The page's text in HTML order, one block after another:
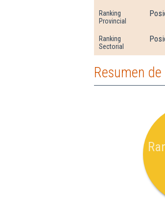
Ranking
Provincial
Ranking
Sectorial
Resumen